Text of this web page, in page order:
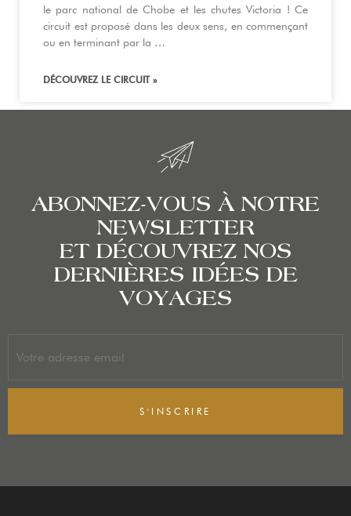
le parc national de Chobe et les chutes Victoria ! Ce
circuit est proposé dans les deux sens, en commençant
ou en terminant par la …
DÉCOUVREZ LE CIRCUIT »
ABONNEZ-VOUS À NOTRE
NEWSLETTER
ET DÉCOUVREZ NOS
DERNIÈRES IDÉES DE
VOYAGES
S'INSCRIRE